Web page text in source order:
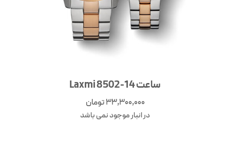
ساعت Laxmi 8502-14
33,300,000تومان
در انبار موجود نمی باشد